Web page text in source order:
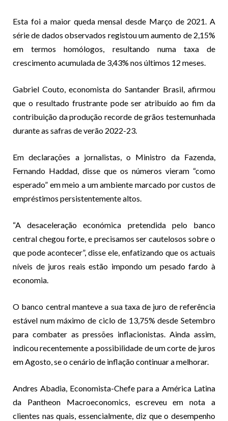
Esta foi a maior queda mensal desde Março de 2021. A
série de dados observados registou um aumento de 2,15%
em termos homólogos, resultando numa taxa de
crescimento acumulada de 3,43% nos últimos 12 meses.
Gabriel Couto, economista do Santander Brasil, afirmou
que o resultado frustrante pode ser atribuído ao fim da
contribuição da produção recorde de grãos testemunhada
durante as safras de verão 2022-23.
Em declarações a jornalistas, o Ministro da Fazenda,
Fernando Haddad, disse que os números vieram “como
esperado” em meio a um ambiente marcado por custos de
empréstimos persistentemente altos.
“A desaceleração económica pretendida pelo banco
central chegou forte, e precisamos ser cautelosos sobre o
que pode acontecer”, disse ele, enfatizando que os actuais
níveis de juros reais estão impondo um pesado fardo à
economia.
O banco central manteve a sua taxa de juro de referência
estável num máximo de ciclo de 13,75% desde Setembro
para combater as pressões inflacionistas. Ainda assim,
indicou recentemente a possibilidade de um corte de juros
em Agosto, se o cenário de inflação continuar a melhorar.
Andres Abadia, Economista-Chefe para a América Latina
da Pantheon Macroeconomics, escreveu em nota a
clientes nas quais, essencialmente, diz que o desempenho